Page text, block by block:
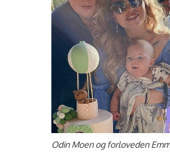
Odin Moen og forloveden